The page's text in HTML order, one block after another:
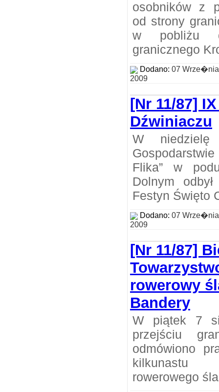
osobników z
od strony
w pobliżu
granicznego
Dodano: 07 Wrze�nia
2009
[Nr 11/87]
Dźwiniaczu
W
Flika” w
Dolnym
Festyn Święto
Dodano: 07 Wrze�nia
2009
[Nr 11/87]
rowerowy
Bandery
W piątek 7
przejściu
odmówiono
kilkunastu
rowerowego